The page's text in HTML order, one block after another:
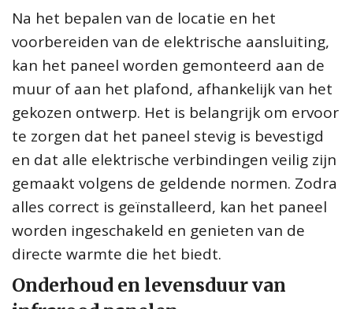
Na het bepalen van de locatie en het
voorbereiden van de elektrische aansluiting,
kan het paneel worden gemonteerd aan de
muur of aan het plafond, afhankelijk van het
gekozen ontwerp. Het is belangrijk om ervoor
te zorgen dat het paneel stevig is bevestigd
en dat alle elektrische verbindingen veilig zijn
gemaakt volgens de geldende normen. Zodra
alles correct is geïnstalleerd, kan het paneel
worden ingeschakeld en genieten van de
directe warmte die het biedt.
Onderhoud en levensduur van